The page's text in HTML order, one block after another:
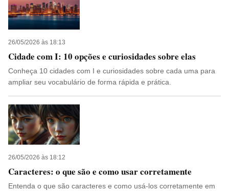
26/05/2026 às 18:13
Cidade com I: 10 opções e curiosidades sobre elas
Conheça 10 cidades com I e curiosidades sobre cada uma para
ampliar seu vocabulário de forma rápida e prática.
26/05/2026 às 18:12
Caracteres: o que são e como usar corretamente
Entenda o que são caracteres e como usá-los corretamente em